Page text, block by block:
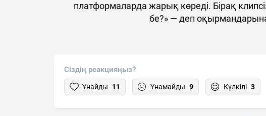
платформаларда жарық көреді. Бірақ
бе?» — деп
Сіздің реакцияңыз?
Ұнайды 11 Ұнамайды 9 Күлкілі 3